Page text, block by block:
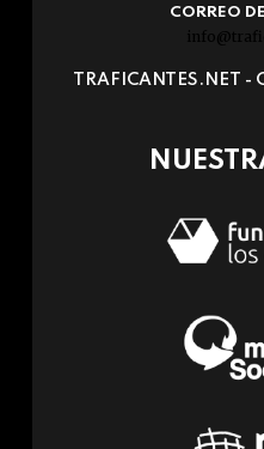
CORREO
TRAFICANTES.NET -